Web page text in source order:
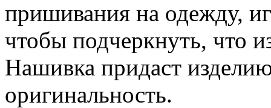
пришивания на одежду,
чтобы подчеркнуть, что
Нашивка придаст
оригинальность.